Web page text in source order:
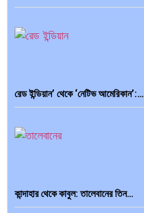
রেড ইন্ডিয়ান’ থেকে ‘নেটিভ আমেরিকান’:…
কান্দাহার থেকে কাবুল: তালেবানের তিন…